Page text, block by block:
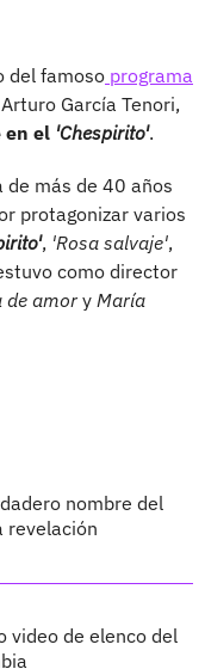
del famoso programa
Arturo García Tenori,
en el 'Chespirito'.
de más de 40 años
protagonizar varios
, 'Rosa salvaje',
como director
de amory María
nombre del
revelación
video de elenco del